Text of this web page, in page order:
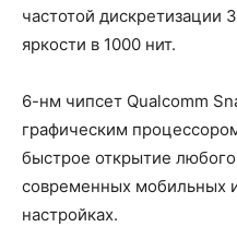
частотой дискретизации
яркости в 1000 нит.
6-нм чипсет Qualcomm
графическим
быстрое открытие
современных мобильных
настройках.